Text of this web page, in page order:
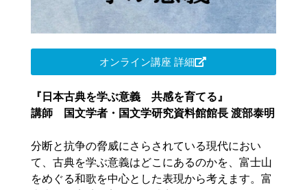
オンライン講座 詳細
『日本古典を学ぶ意義 共感を育てる』
講師 国文学者・国文学研究資料館館長 渡部泰明
分断と抗争の脅威にさらされている現代におい
て、古典を学ぶ意義はどこにあるのかを、富士山
をめぐる和歌を中心とした表現から考えます。富